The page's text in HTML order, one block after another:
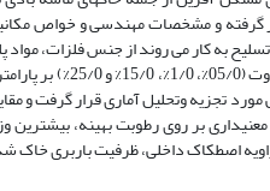
گرفته و مشخصات مهندسی و خواص
و 12 میلی­متر)
معنی­داری بر روی رطوبت بهینه،
اصطکاک داخلی، ظرفیت باربری خاک